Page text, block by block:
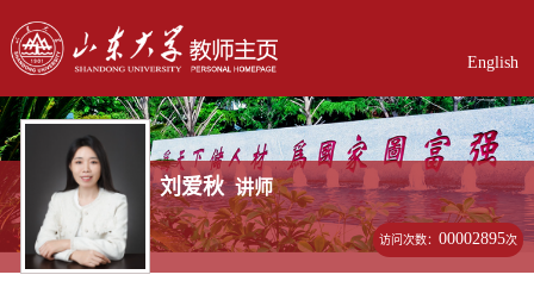
English
刘爱秋 讲师
访问次数：00002895次